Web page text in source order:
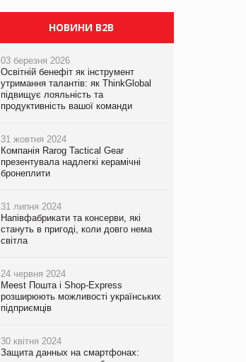
НОВИНИ B2B
03 березня 2026
Освітній бенефіт як інструмент
утримання талантів: як ThinkGlobal
підвищує лояльність та
продуктивність вашої команди
31 жовтня 2024
Компанія Rarog Tactical Gear
презентувала надлегкі керамічні
бронеплити
31 липня 2024
Напівфабрикати та консерви, які
стануть в пригоді, коли довго нема
світла
24 червня 2024
Meest Пошта і Shop-Express
розширюють можливості українських
підприємців
30 квітня 2024
Защита данных на смартфонах: